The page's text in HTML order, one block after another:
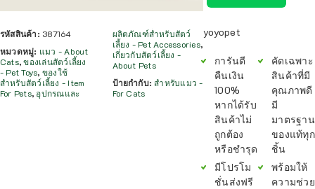
รหัสสินค้า: 387164
หมวดหมู่: แมว - About
Cats,ของเล่นสัตว์เลี้ยง
- Pet Toys, ของใช้
สำหรับสัตว์เลี้ยง - Item
For Pets, อุปกรณและ
ผลิตภัณฑ์สำหรับสัตว์
เลี้ยง - Pet Accessories,
เกี่ยวกับสัตว์เลี้ยง -
About Pets
ป้ายกำกับ:สำหรับแมว -
For Cats
yoyopet
การันตี
คืนเงิน
100%
หากได้รับ
สินค้าไม่
ถูกต้อง
หรือชำรุด
มีโปรโม
ชั่นส่งฟรี
คัดเฉพาะ
สินค้าที่มี
คุณภาพดี
มี
มาตรฐาน
ของแท้ทุก
ชิ้น
พร้อมให้
ความช่วย